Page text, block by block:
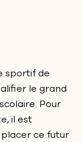
sportif de
le grand
Pour
il est
ce futur